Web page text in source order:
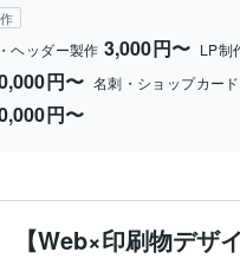
ヘッダー製作 3,000円〜 LP制
円〜 名刺・ショップカー
円〜
【Web×印刷物デ